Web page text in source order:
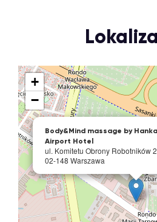
Body&Mind massage by
Airport Hotel
ul. Komitetu Obrony Robotników
02-148 Warszawa
+
−